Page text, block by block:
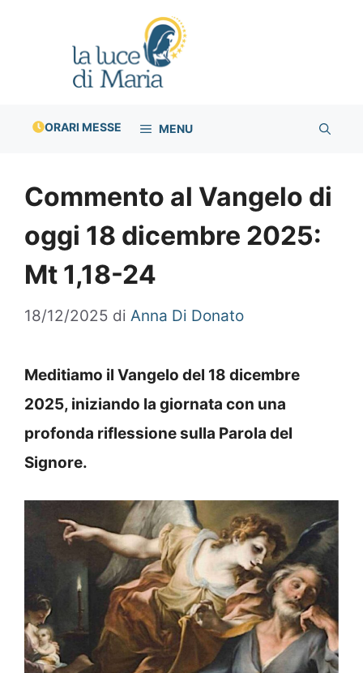
ORARI MESSE MENU
Commento al Vangelo di
oggi 18 dicembre 2025:
Mt 1,18-24
18/12/2025 di Anna Di Donato
Meditiamo il Vangelo del 18 dicembre
2025, iniziando la giornata con una
profonda riflessione sulla Parola del
Signore.